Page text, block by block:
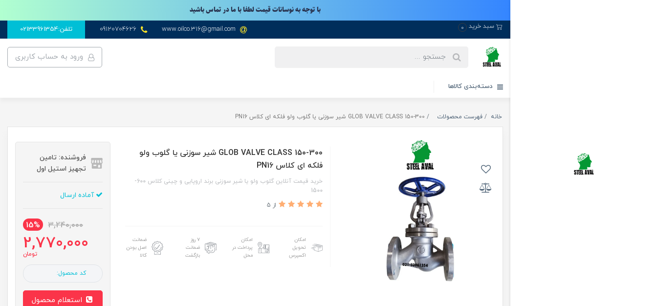
با توجه به نوسانات قیمت لطفا با ما در تماس باشید
سبد خرید 0
www.oilco.316@gmail.com
09120704626 تلفن:02133961354
ورود به حساب کاربری
دسته‌بندی کالاها
خانه فهرست محصولات GLOB VALVE CLASS 150-300 شیر سوزنی یا گلوب ولو فلکه ای کلاس PN16
GLOB VALVE CLASS 150-300 شیر سوزنی یا گلوب ولو
فلکه ای کلاس PN16
خرید قیمت آنلاین گلوب ولو یا شیر سوزنی برند اروپایی و چینی کلاس 600-
1500
از 5
امکان
تحویل
اکسپرس
امکان
پرداخت در
محل
۷ روز
ضمانت
بازگشت
ضمانت
اصل بودن
کالا
فروشنده: تامین
تجهیز استیل اول
آماده ارسال
3,240,000
15%
2,770,000
تومان
کد محصول:
استعلام محصول